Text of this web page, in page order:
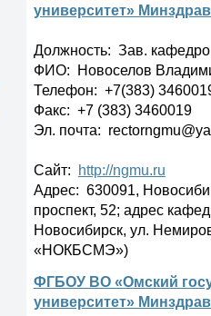
университет»
Должность: Зав.
ФИО: Новоселов
Телефон: +7(383)
Факс: +7 (383) 3460019
Эл. почта:
Сайт: http://ngmu.ru
Адрес: 630091,
проспект, 52; адрес
Новосибирск, ул.
«НОКБСМЭ»)
ФГБОУ ВО «Омский
университет»